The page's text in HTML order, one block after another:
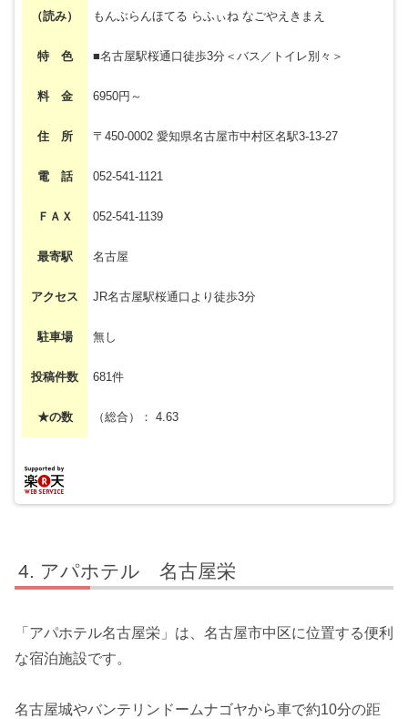
（読み） もんぶらんほてる らふぃね なごやえきまえ
特 色 ■名古屋駅桜通口徒歩3分＜バス／トイレ別々＞
料 金 6950円～
住 所 〒450-0002 愛知県名古屋市中村区名駅3-13-27
電 話 052-541-1121
ＦＡＸ 052-541-1139
最寄駅 名古屋
アクセス JR名古屋駅桜通口より徒歩3分
駐車場 無し
投稿件数 681件
★の数 （総合）： 4.63
アパホテル 名古屋栄
「アパホテル名古屋栄」は、名古屋市中区に位置する便利
な宿泊施設です。
名古屋城やバンテリンドームナゴヤから車で約10分の距